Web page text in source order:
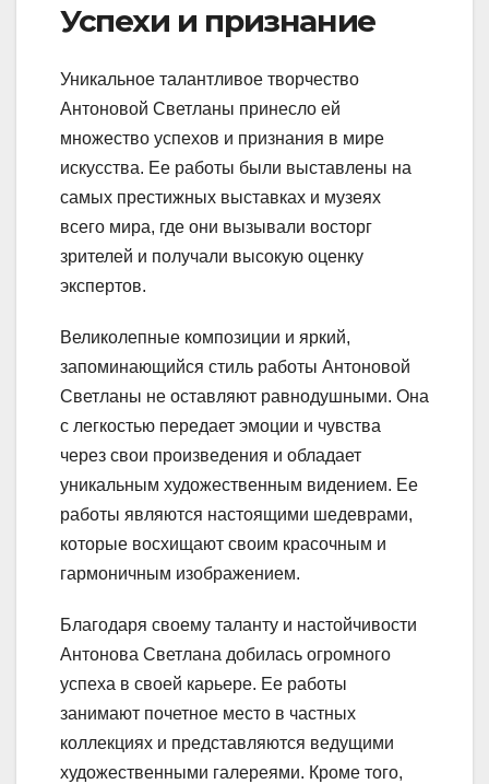
Успехи и признание
Уникальное талантливое творчество
Антоновой Светланы принесло ей
множество успехов и признания в мире
искусства. Ее работы были выставлены на
самых престижных выставках и музеях
всего мира, где они вызывали восторг
зрителей и получали высокую оценку
экспертов.
Великолепные композиции и яркий,
запоминающийся стиль работы Антоновой
Светланы не оставляют равнодушными. Она
с легкостью передает эмоции и чувства
через свои произведения и обладает
уникальным художественным видением. Ее
работы являются настоящими шедеврами,
которые восхищают своим красочным и
гармоничным изображением.
Благодаря своему таланту и настойчивости
Антонова Светлана добилась огромного
успеха в своей карьере. Ее работы
занимают почетное место в частных
коллекциях и представляются ведущими
художественными галереями. Кроме того,